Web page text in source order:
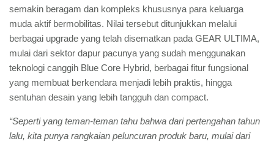
semakin beragam dan kompleks khususnya para keluarga
muda aktif bermobilitas. Nilai tersebut ditunjukkan melalui
berbagai upgrade yang telah disematkan pada GEAR ULTIMA,
mulai dari sektor dapur pacunya yang sudah menggunakan
teknologi canggih Blue Core Hybrid, berbagai fitur fungsional
yang membuat berkendara menjadi lebih praktis, hingga
sentuhan desain yang lebih tangguh dan compact.
“Seperti yang teman-teman tahu bahwa dari pertengahan tahun
lalu, kita punya rangkaian peluncuran produk baru, mulai dari